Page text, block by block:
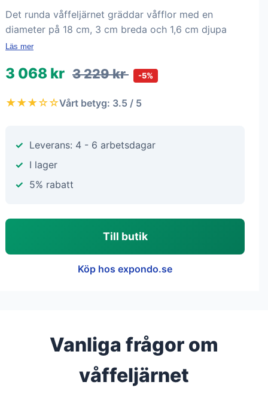
Det runda våffeljärnet gräddar våfflor med en
diameter på 18 cm, 3 cm breda och 1,6 cm djupa
Läs mer
3 068 kr 3 229 kr -5%
★★★☆☆Vårt betyg: 3.5 / 5
Leverans: 4 - 6 arbetsdagar
I lager
5% rabatt
Till butik
Köp hos expondo.se
Vanliga frågor om
våffeljärnet